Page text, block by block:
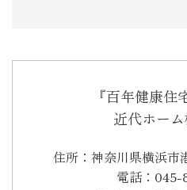
『百年健康住
近代ホー
住所：神奈川県横浜市
電話：045-